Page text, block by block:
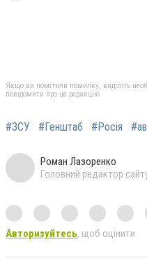
Якщо ви помітили помилку, виділіть
повідомити про це редакцію
#ЗСУ #Генштаб #Росія
Роман Лазоренко
Головний редактор
Авторизуйтесь, щоб оцінити